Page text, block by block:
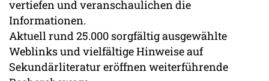
vertiefen und veranschaulichen die
Informationen.
Aktuell rund 25.000 sorgfältig ausgewählte
Weblinks und vielfältige Hinweise auf
Sekundärliteratur eröffnen weiterführende